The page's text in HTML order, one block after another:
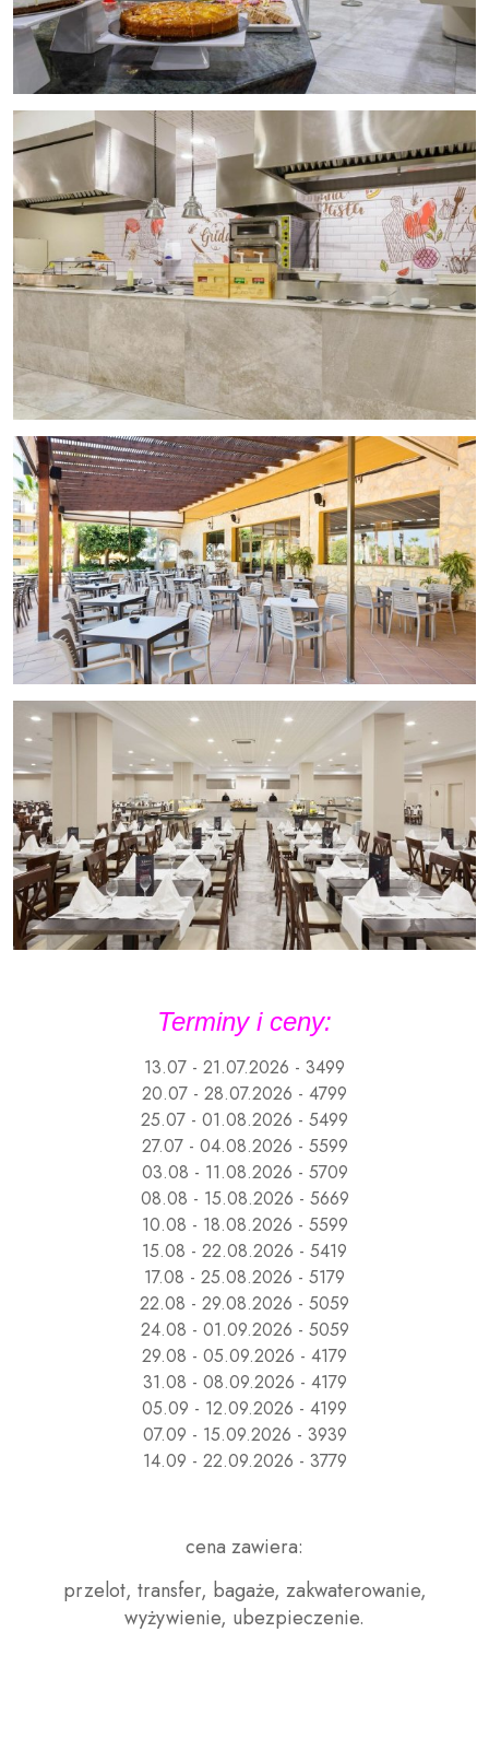
Terminy i ceny:
13.07 - 21.07.2026 - 3499
20.07 - 28.07.2026 - 4799
25.07 - 01.08.2026 - 5499
27.07 - 04.08.2026 - 5599
03.08 - 11.08.2026 - 5709
08.08 - 15.08.2026 - 5669
10.08 - 18.08.2026 - 5599
15.08 - 22.08.2026 - 5419
17.08 - 25.08.2026 - 5179
22.08 - 29.08.2026 - 5059
24.08 - 01.09.2026 - 5059
29.08 - 05.09.2026 - 4179
31.08 - 08.09.2026 - 4179
05.09 - 12.09.2026 - 4199
07.09 - 15.09.2026 - 3939
14.09 - 22.09.2026 - 3779
cena zawiera:
przelot, transfer, bagaże, zakwaterowanie,
wyżywienie, ubezpieczenie.